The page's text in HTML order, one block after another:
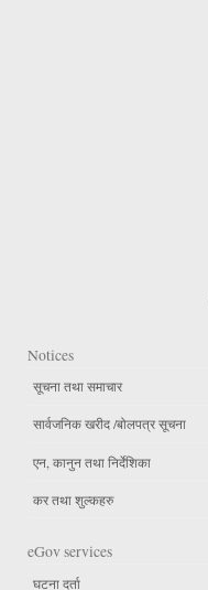
Notices
सूचना तथा समाचार
सार्वजनिक खरीद /बोलपत्र सूचना
एन, कानुन तथा निर्देशिका
कर तथा शुल्कहरु
eGov services
घटना दर्ता